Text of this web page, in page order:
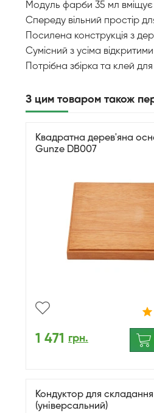
Модуль фарби 35 мл вміщує
Спереду вільний простір
Посилена конструкція з
Сумісний з усіма
Потрібна збірка та клей
З цим товаром також
Квадратна дерев'яна
Gunze DB007
1 471 грн.
Кондуктор для складання
(універсальний)